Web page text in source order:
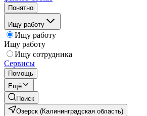
Понятно
Ищу работу
Ищу работу
Ищу работу
Ищу сотрудника
Сервисы
Помощь
Ещё
Поиск
Озерск (Калининградская область)